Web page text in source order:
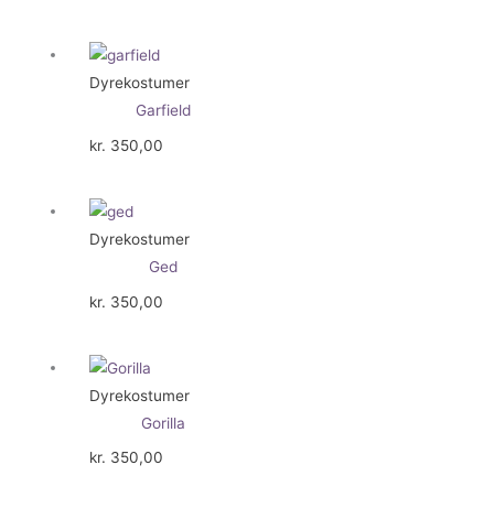
Dyrekostumer
Garfield
kr. 350,00
Dyrekostumer
Ged
kr. 350,00
Dyrekostumer
Gorilla
kr. 350,00